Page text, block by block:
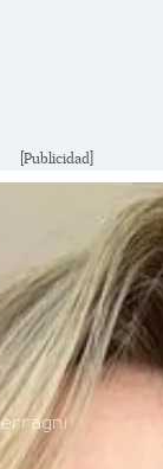
[Publicidad]